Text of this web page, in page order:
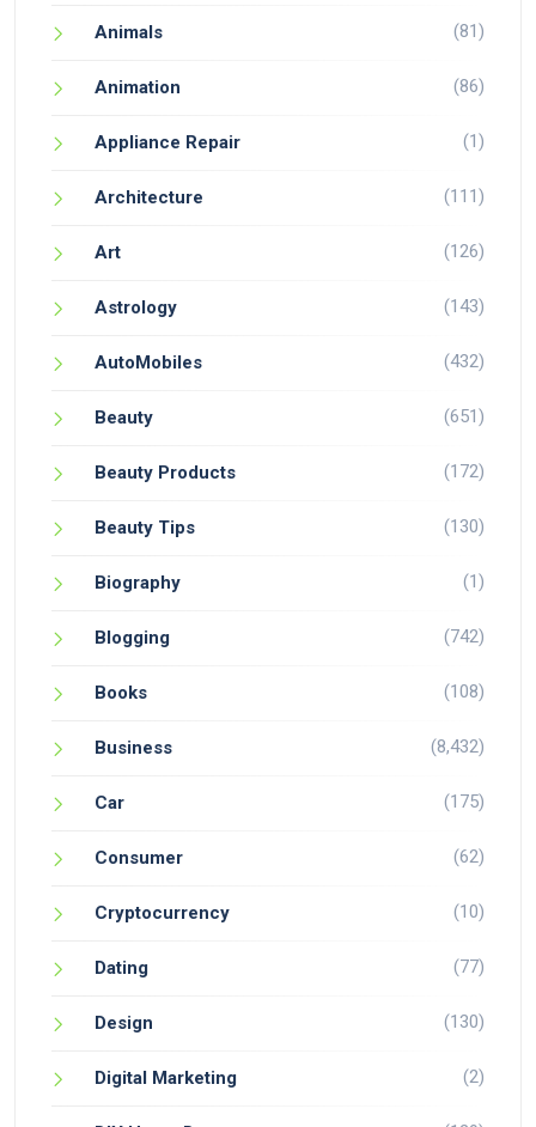
Animals (81)
Animation (86)
Appliance Repair (1)
Architecture (111)
Art (126)
Astrology (143)
AutoMobiles (432)
Beauty (651)
Beauty Products (172)
Beauty Tips (130)
Biography (1)
Blogging (742)
Books (108)
Business (8,432)
Car (175)
Consumer (62)
Cryptocurrency (10)
Dating (77)
Design (130)
Digital Marketing (2)